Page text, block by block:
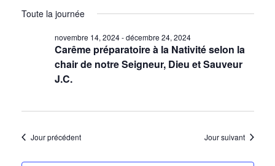
et
de
une
Toute la journée
Carême préparatoire à la Nativité selon la
chair de notre Seigneur, Dieu et Sauveur
J.C.
novembre 14, 2024-décembre 24, 2024
Jour précédent Jour suivant